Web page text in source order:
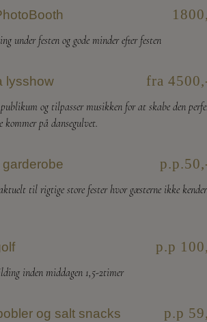
under festen og gode minder efter festen
lysshow fra
og tilpasser musikken for at skabe den
kommer på dansegulvet.
til rigtige store fester hvor gæsterne ikke kender
p.p
inden middagen 1,5-2timer
og salt snacks p.p